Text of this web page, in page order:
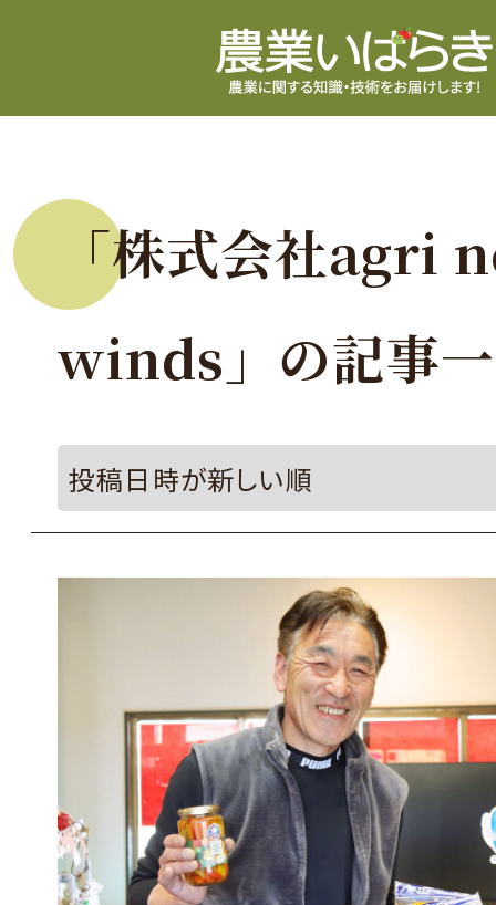
「株式会社agri
winds」の記事